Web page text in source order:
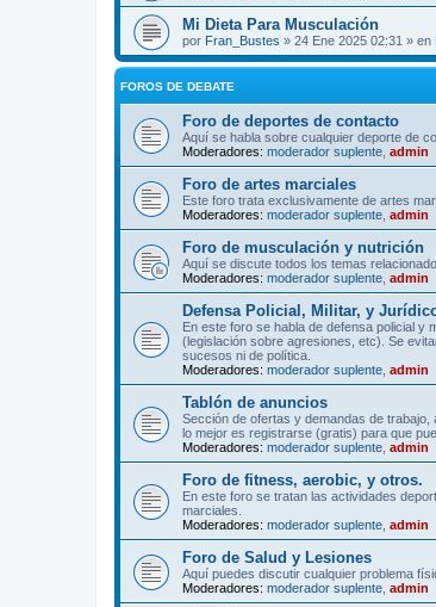
Mi Dieta Para Musculación
por Fran_Bustes » 24 Ene 2025 02:31 » en
FOROS DE DEBATE
Foro de deportes de contacto
Aquí se habla sobre cualquier deporte de
Moderadores: moderador suplente admin
Foro de artes marciales
Este foro trata exclusivamente de artes
Moderadores: moderador suplente admin
Foro de musculación y nutrición
Aquí se discute todos los temas
Moderadores: moderador suplente admin
Defensa Policial, Militar, y
En este foro se habla de defensa policial y
(legislación sobre agresiones, etc). Se
sucesos ni de política.
Moderadores: moderador suplente admin
Tablón de anuncios
Sección de ofertas y demandas de
lo mejor es registrarse (gratis) para que
Moderadores: moderador suplente admin
Foro de fitness, aerobic, y otros.
En este foro se tratan las actividades
marciales.
Moderadores: moderador suplente admin
Foro de Salud y Lesiones
Aquí puedes discutir cualquier problema
Moderadores: moderador suplente admin